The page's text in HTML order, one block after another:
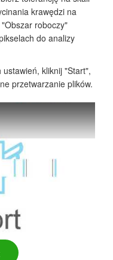
krawędzi na
roboczy"
do analizy
kliknij "Start",
przetwarzanie plików.
puste strony w plikach